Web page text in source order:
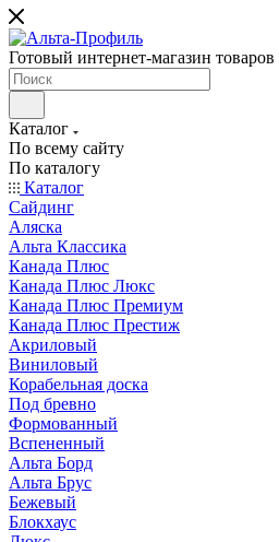
Готовый интернет-магазин товаров
Каталог
По всему сайту
По каталогу
Каталог
Сайдинг
Аляска
Альта Классика
Канада Плюс
Канада Плюс Люкс
Канада Плюс Премиум
Канада Плюс Престиж
Акриловый
Виниловый
Корабельная доска
Под бревно
Формованный
Вспененный
Альта Борд
Альта Брус
Бежевый
Блокхаус